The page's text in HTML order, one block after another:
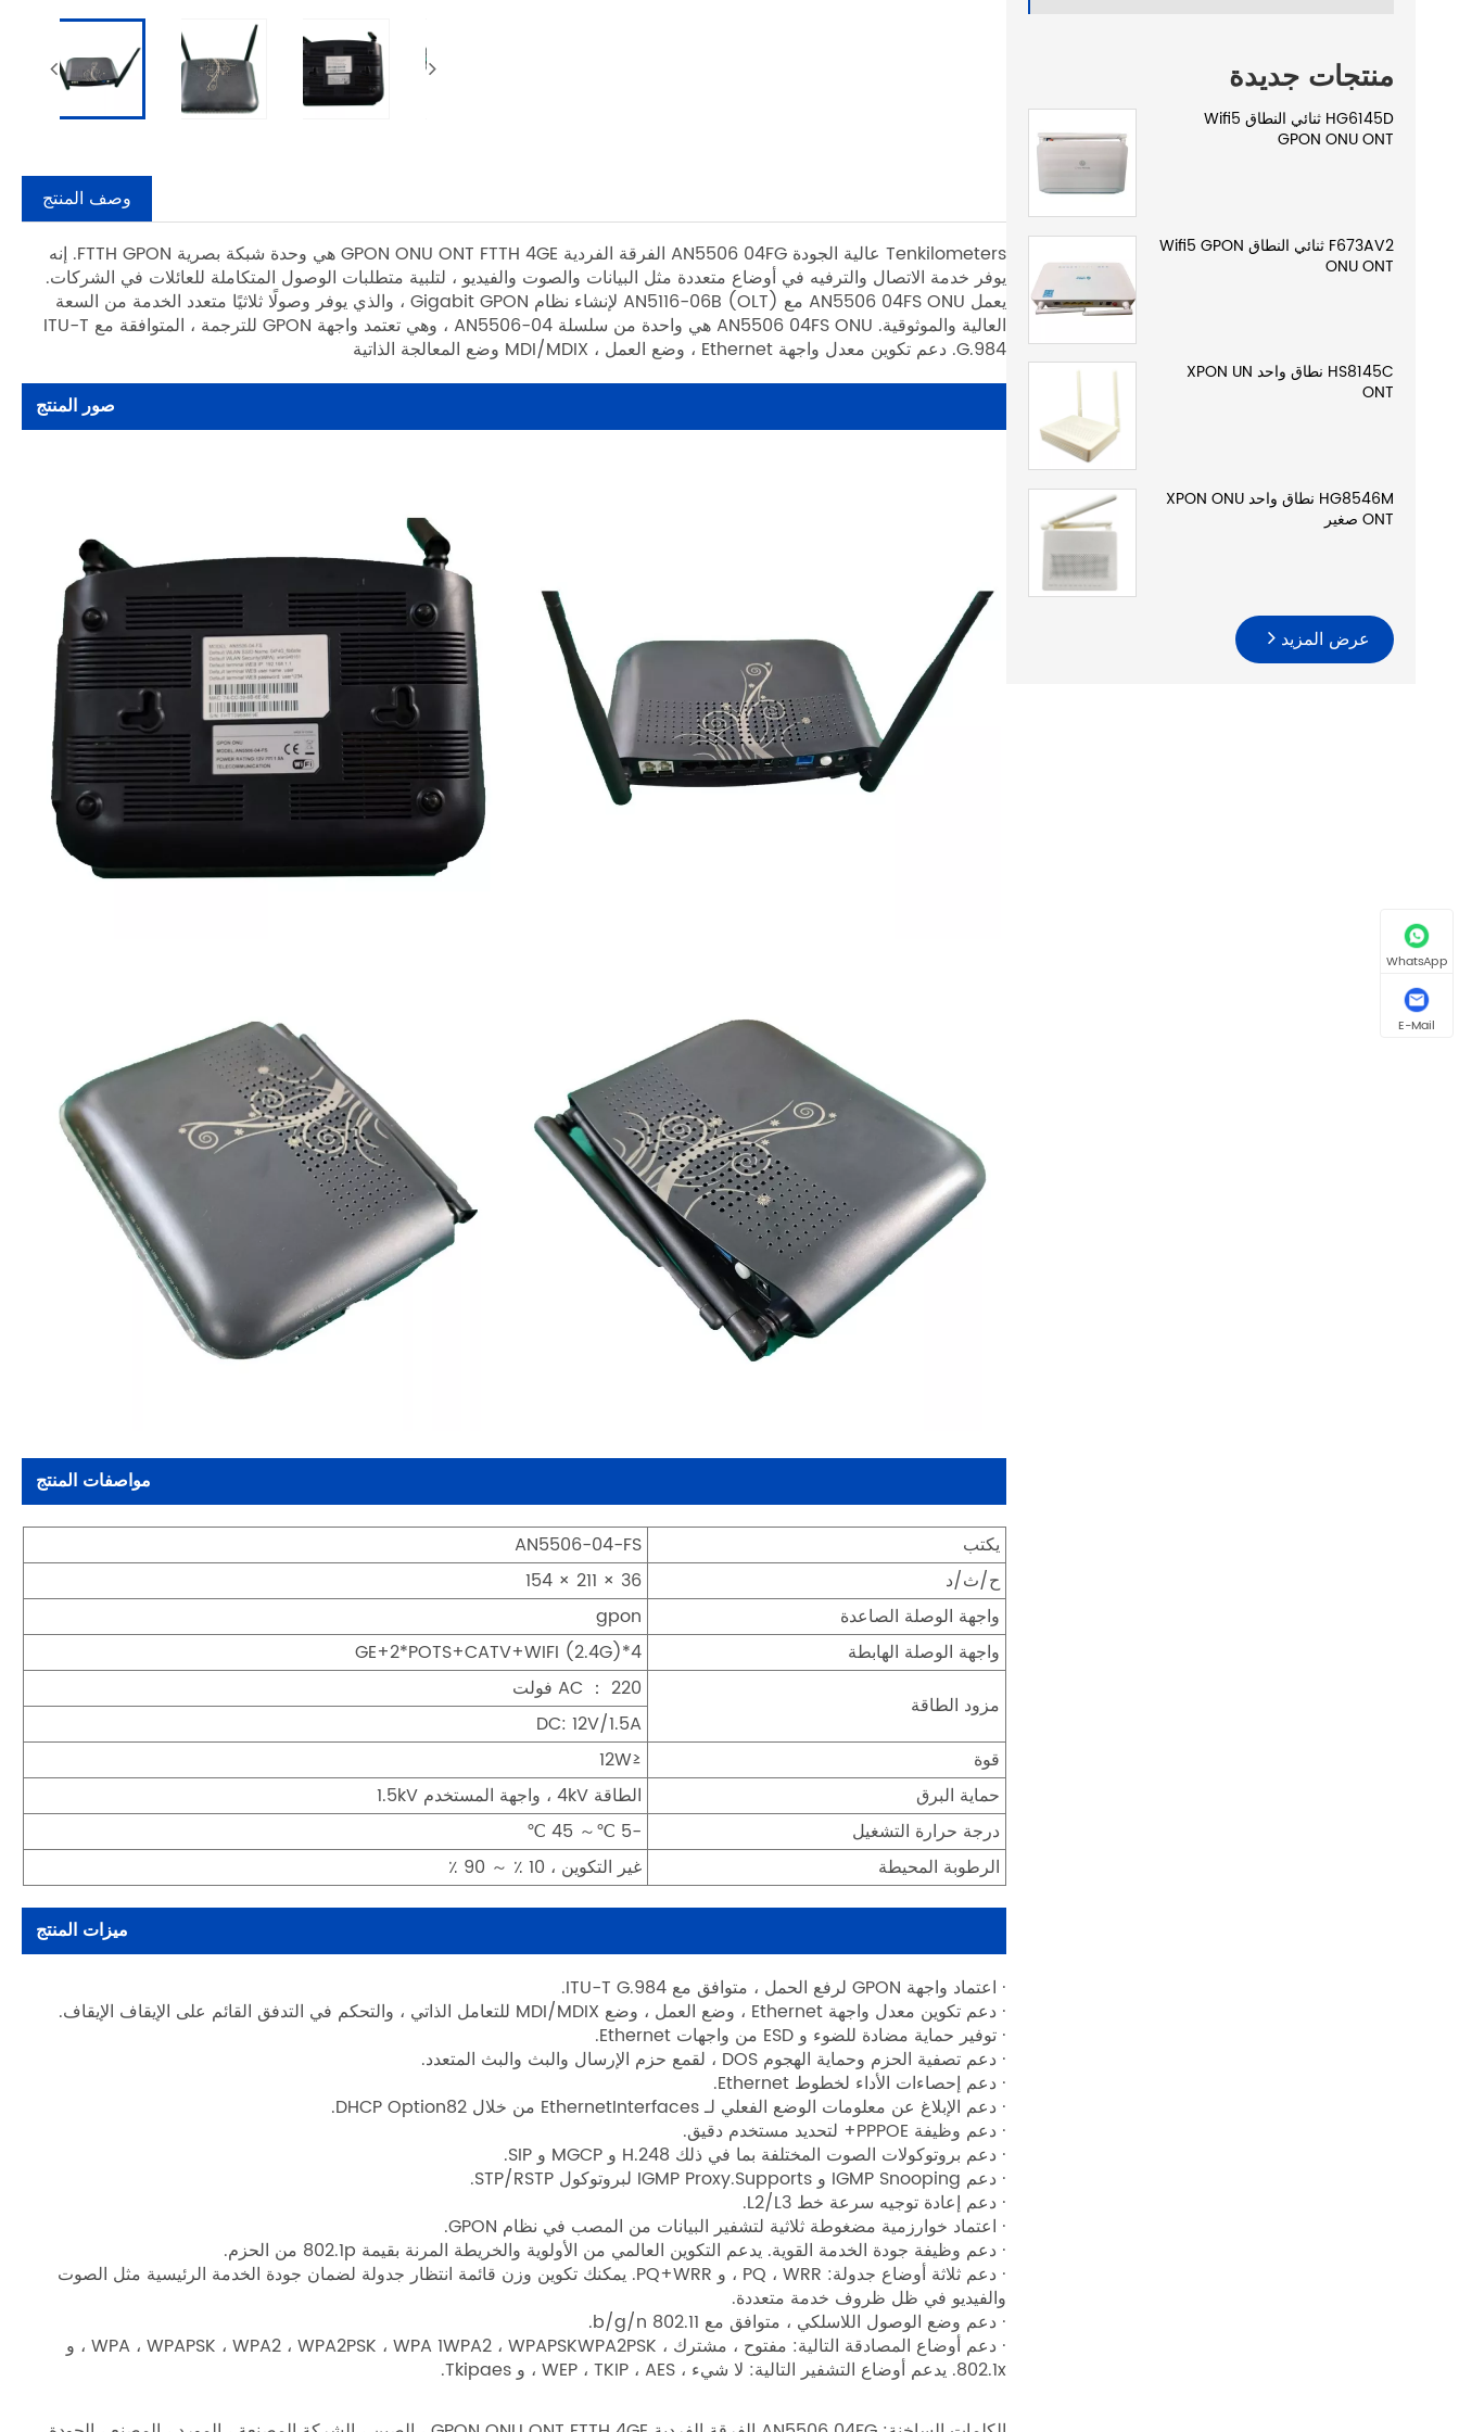
منتجات جديدة
HG6145D ثنائي النطاق Wifi5
GPON ONU ONT
F673AV2 ثنائي النطاق Wifi5 GPON
ONU ONT
HS8145C نطاق واحد XPON UN
ONT
HG8546M نطاق واحد XPON ONU
ONT صغير
عرض المزيد
وصف المنتج
Tenkilometers عالية الجودة AN5506 04FG الفرقة الفردية GPON ONU ONT FTTH 4GE هي وحدة شبكة بصرية FTTH GPON. إنه
يوفر خدمة الاتصال والترفيه في أوضاع متعددة مثل البيانات والصوت والفيديو ، لتلبية متطلبات الوصول المتكاملة للعائلات في الشركات.
يعمل AN5506 04FS ONU مع AN5116-06B (OLT) لإنشاء نظام Gigabit GPON ، والذي يوفر وصولًا ثلاثيًا متعدد الخدمة من السعة
العالية والموثوقية. AN5506 04FS ONU هي واحدة من سلسلة AN5506-04 ، وهي تعتمد واجهة GPON للترجمة ، المتوافقة مع ITU-T
G.984. دعم تكوين معدل واجهة Ethernet ، وضع العمل ، MDI/MDIX وضع المعالجة الذاتية
صور المنتج
مواصفات المنتج
يكتب
AN5506-04-FS
ح/ث/د
36 × 211 × 154
واجهة الوصلة الصاعدة
gpon
واجهة الوصلة الهابطة
4*GE+2*POTS+CATV+WIFI (2.4G)
مزود الطاقة
AC ： 220 فولت
DC: 12V/1.5A
قوة
≤12W
حماية البرق
الطاقة 4kV ، واجهة المستخدم 1.5kV
درجة حرارة التشغيل
-5 ℃～ 45 ℃
الرطوبة المحيطة
غير التكوين ، 10 ٪ ～ 90 ٪
ميزات المنتج
· اعتماد واجهة GPON لرفع الحمل ، متوافق مع ITU-T G.984.
· دعم تكوين معدل واجهة Ethernet ، وضع العمل ، وضع MDI/MDIX للتعامل الذاتي ، والتحكم في التدفق القائم على الإيقاف الإيقاف.
· توفير حماية مضادة للضوء و ESD من واجهات Ethernet.
· دعم تصفية الحزم وحماية الهجوم DOS ، لقمع حزم الإرسال والبث والبث المتعدد.
· دعم إحصاءات الأداء لخطوط Ethernet.
· دعم الإبلاغ عن معلومات الوضع الفعلي لـ EthernetInterfaces من خلال DHCP Option82.
· دعم وظيفة PPPOE+ لتحديد مستخدم دقيق.
· دعم بروتوكولات الصوت المختلفة بما في ذلك H.248 و MGCP و SIP.
· دعم IGMP Snooping و IGMP Proxy.Supports لبروتوكول STP/RSTP.
· دعم إعادة توجيه سرعة خط L2/L3.
· اعتماد خوارزمية مضغوطة ثلاثية لتشفير البيانات من المصب في نظام GPON.
· دعم وظيفة جودة الخدمة القوية. يدعم التكوين العالمي من الأولوية والخريطة المرنة بقيمة 802.1p من الحزم.
· دعم ثلاثة أوضاع جدولة: PQ ، WRR ، و PQ+WRR. يمكنك تكوين وزن قائمة انتظار جدولة لضمان جودة الخدمة الرئيسية مثل الصوت
والفيديو في ظل ظروف خدمة متعددة.
· دعم وضع الوصول اللاسلكي ، متوافق مع 802.11 b/g/n.
· دعم أوضاع المصادقة التالية: مفتوح ، مشترك ، WPA ، WPAPSK ، WPA2 ، WPA2PSK ، WPA 1WPA2 ، WPAPSKWPA2PSK ، و
802.1x. يدعم أوضاع التشفير التالية: لا شيء ، WEP ، TKIP ، AES ، و Tkipaes.
WhatsApp
E-Mail